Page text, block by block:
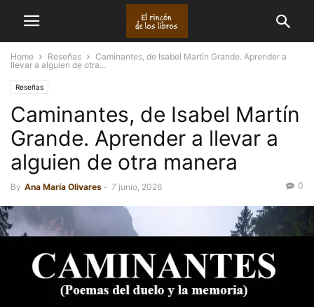
Home Reseñas
Caminantes, de Isabel Martín Grande. Aprender a
llevar a alguien de otra...
Reseñas
Caminantes, de Isabel Martín
Grande. Aprender a llevar a
alguien de otra manera
By Ana María Olivares - 7 junio, 2026 0